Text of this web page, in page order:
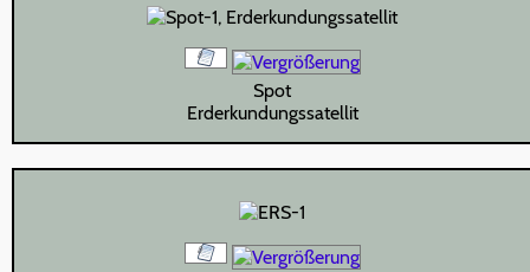
Spot
Erderkundungssatellit